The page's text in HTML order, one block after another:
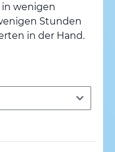
in wenigen
Stunden
in der Hand.